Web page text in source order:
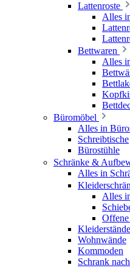
Lattenroste
Alles
Bettwaren
Alles
Büromöbel
Alles in
Schreibtische
Bürostühle
Schränke &
Alles in
Alles
Wohnwände
Kommoden
Schrank